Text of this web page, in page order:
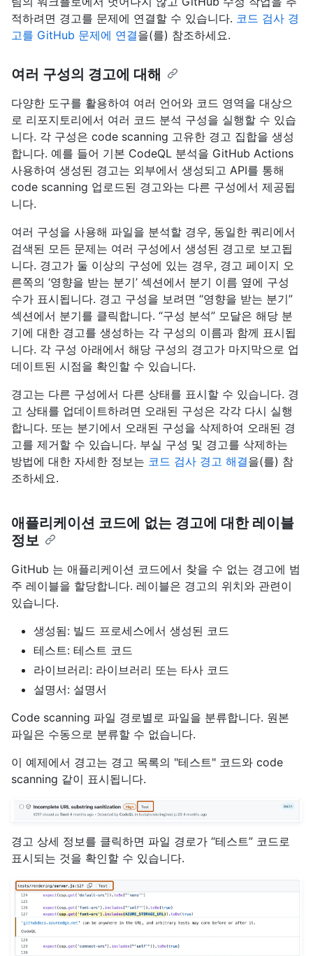
적하려면 경고를 문제에 연결할 수 있습니다. 코드 검사 경
고를 GitHub 문제에 연결을(를) 참조하세요.
여러 구성의 경고에 대해
다양한 도구를 활용하여 여러 언어와 코드 영역을 대상으
로 리포지토리에서 여러 코드 분석 구성을 실행할 수 있습
니다. 각 구성은 code scanning 고유한 경고 집합을 생성
합니다. 예를 들어 기본 CodeQL 분석을 GitHub Actions
사용하여 생성된 경고는 외부에서 생성되고 API를 통해
code scanning 업로드된 경고와는 다른 구성에서 제공됩
니다.
여러 구성을 사용해 파일을 분석할 경우, 동일한 쿼리에서
검색된 모든 문제는 여러 구성에서 생성된 경고로 보고됩
니다. 경고가 둘 이상의 구성에 있는 경우, 경고 페이지 오
른쪽의 ‘영향을 받는 분기’ 섹션에서 분기 이름 옆에 구성
수가 표시됩니다. 경고 구성을 보려면 “영향을 받는 분기”
섹션에서 분기를 클릭합니다. “구성 분석” 모달은 해당 분
기에 대한 경고를 생성하는 각 구성의 이름과 함께 표시됩
니다. 각 구성 아래에서 해당 구성의 경고가 마지막으로 업
데이트된 시점을 확인할 수 있습니다.
경고는 다른 구성에서 다른 상태를 표시할 수 있습니다. 경
고 상태를 업데이트하려면 오래된 구성은 각각 다시 실행
합니다. 또는 분기에서 오래된 구성을 삭제하여 오래된 경
고를 제거할 수 있습니다. 부실 구성 및 경고를 삭제하는
방법에 대한 자세한 정보는 코드 검사 경고 해결을(를) 참
조하세요.
애플리케이션 코드에 없는 경고에 대한 레이블
정보
GitHub 는 애플리케이션 코드에서 찾을 수 없는 경고에 범
주 레이블을 할당합니다. 레이블은 경고의 위치와 관련이
있습니다.
생성됨: 빌드 프로세스에서 생성된 코드
테스트: 테스트 코드
라이브러리: 라이브러리 또는 타사 코드
설명서: 설명서
Code scanning 파일 경로별로 파일을 분류합니다. 원본
파일은 수동으로 분류할 수 없습니다.
이 예제에서 경고는 경고 목록의 "테스트" 코드와 code
scanning 같이 표시됩니다.
경고 상세 정보를 클릭하면 파일 경로가 “테스트” 코드로
표시되는 것을 확인할 수 있습니다.